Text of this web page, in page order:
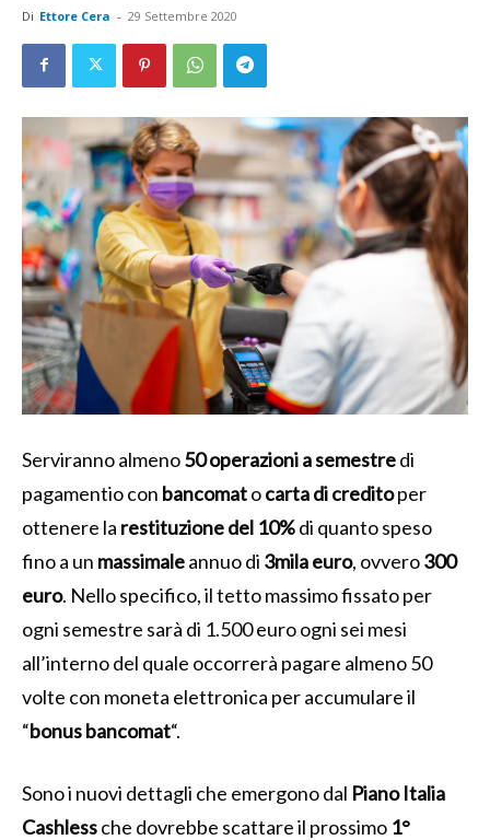
Di Ettore Cera - 29 Settembre 2020
Serviranno almeno50 operazioni a semestredi
pagamentio con bancomatocarta di creditoper
ottenere la restituzione del 10%di quanto speso
fino a un massimaleannuo di 3mila euro, ovvero300
euro. Nello specifico, il tetto massimo fissato per
ogni semestre sarà di 1.500 euro ogni sei mesi
all’interno del quale occorrerà pagare almeno 50
volte con moneta elettronica per accumulare il
“bonusbancomat“.
Sono i nuovi dettagli che emergono dal Piano Italia
Cashlessche dovrebbe scattare il prossimo 1°